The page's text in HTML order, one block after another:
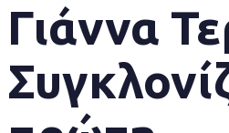
Γιάννα